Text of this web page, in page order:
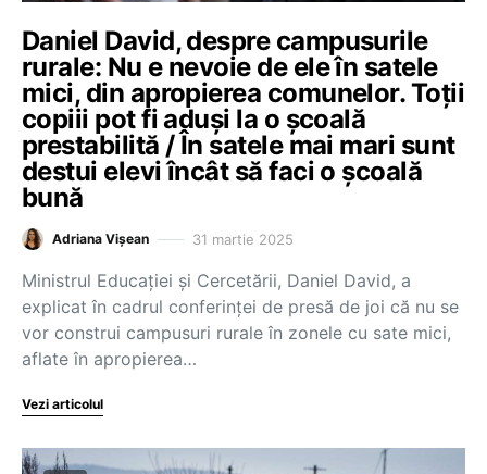
Daniel David, despre campusurile
rurale: Nu e nevoie de ele în satele
mici, din apropierea comunelor. Toții
copiii pot fi aduși la o școală
prestabilită / În satele mai mari sunt
destui elevi încât să faci o școală
bună
Adriana Vișean 31 martie 2025
Ministrul Educației și Cercetării, Daniel David, a
explicat în cadrul conferinței de presă de joi că nu se
vor construi campusuri rurale în zonele cu sate mici,
aflate în apropierea…
Vezi articolul